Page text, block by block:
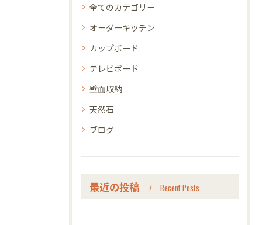
全てのカテゴリー
オーダーキッチン
カップボード
テレビボード
壁面収納
天然石
ブログ
最近の投稿 Recent Posts